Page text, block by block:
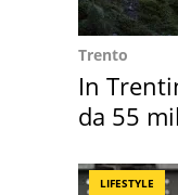
Trento
In
da 55
LIFESTYLE